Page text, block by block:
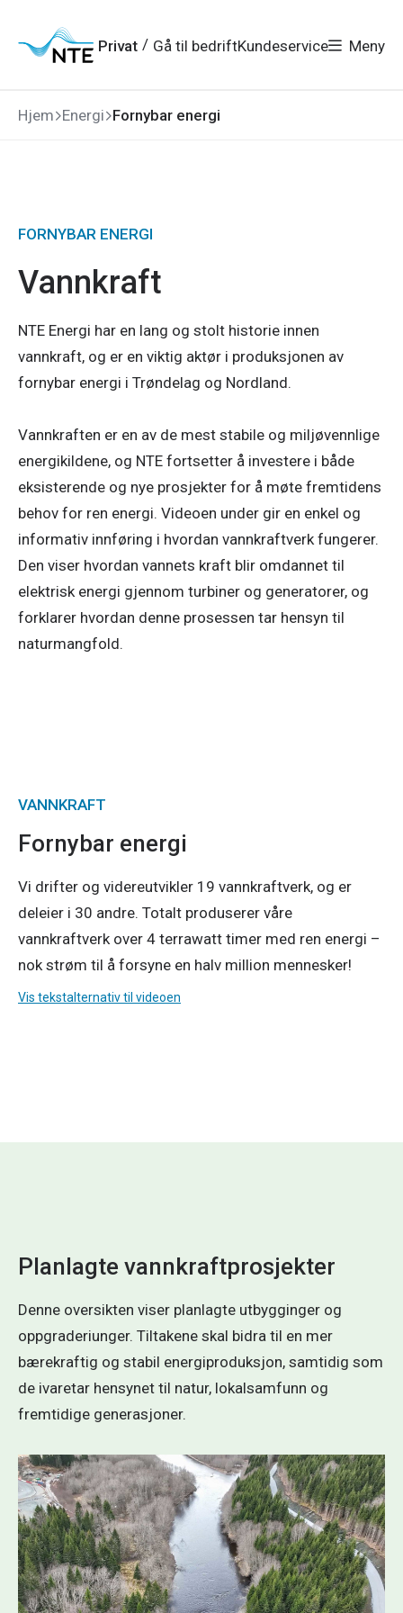
hovedmeny
søk
hovedinnhold
bunnområde
Privat / Gå til bedriftKundeservice Meny
Hjem Energi Fornybar energi
FORNYBAR ENERGI
Vannkraft
NTE Energi har en lang og stolt historie innen
vannkraft, og er en viktig aktør i produksjonen av
fornybar energi i Trøndelag og Nordland.
Vannkraften er en av de mest stabile og miljøvennlige
energikildene, og NTE fortsetter å investere i både
eksisterende og nye prosjekter for å møte fremtidens
behov for ren energi. Videoen under gir en enkel og
informativ innføring i hvordan vannkraftverk fungerer.
Den viser hvordan vannets kraft blir omdannet til
elektrisk energi gjennom turbiner og generatorer, og
forklarer hvordan denne prosessen tar hensyn til
naturmangfold.
VANNKRAFT
Fornybar energi
Vi drifter og videreutvikler 19 vannkraftverk, og er
deleier i 30 andre. Totalt produserer våre
vannkraftverk over 4 terrawatt timer med ren energi –
nok strøm til å forsyne en halv million mennesker!
Filmen
av
av
Oddvar
Elstad,
teamleder
for
Namsen,
når
han
inviterer
inn
i
Vis tekstalternativ til videoen
Planlagte vannkraftprosjekter
Denne oversikten viser planlagte utbygginger og
oppgraderiunger. Tiltakene skal bidra til en mer
bærekraftig og stabil energiproduksjon, samtidig som
de ivaretar hensynet til natur, lokalsamfunn og
fremtidige generasjoner.
Utredning av kraftverk ved Dillfossen og
Granfossen
NTE utreder muligheten for en skånsom utbygging av
vannkraft i Verdal kommune. Prosjektet omfatter to
kraftverk, ved Dillfossen og Granfossen. Prosjektet